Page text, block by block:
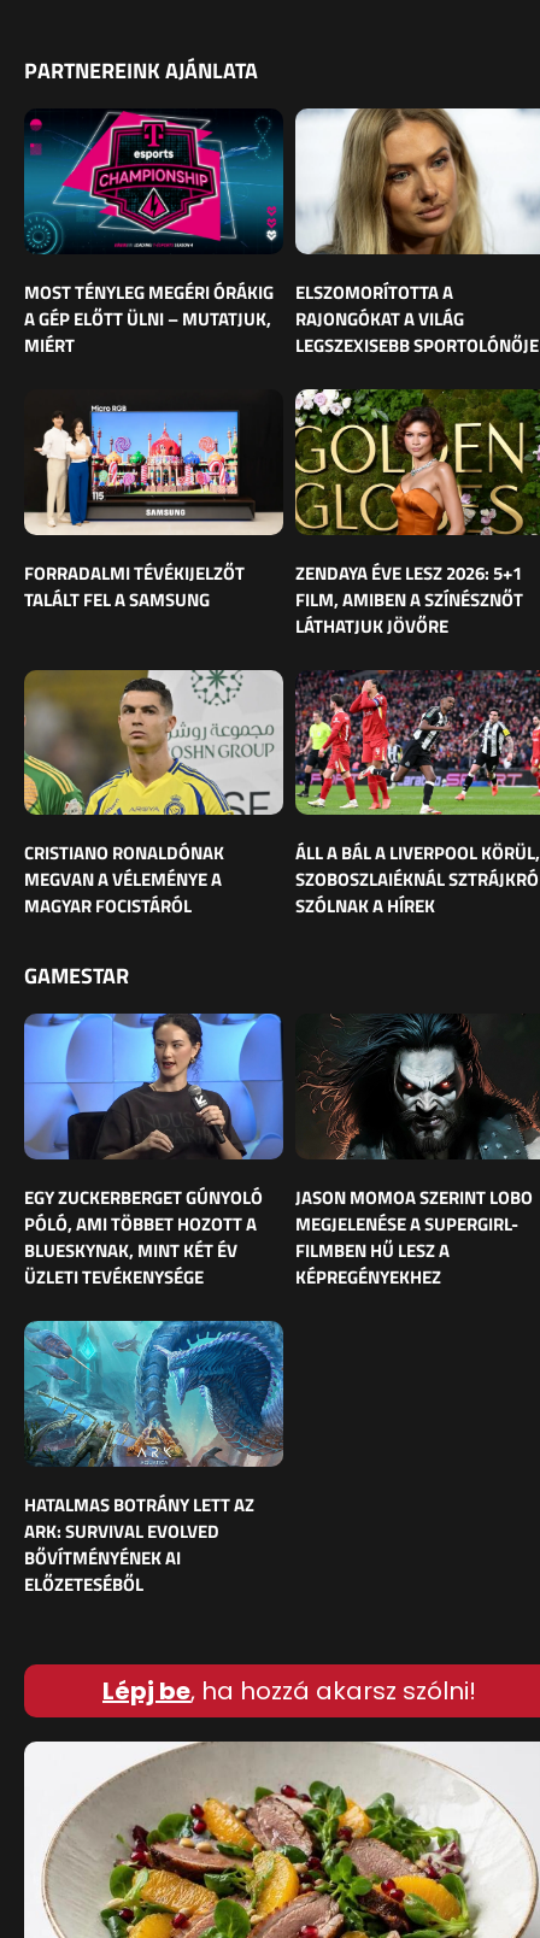
PARTNEREINK AJÁNLATA
MOST TÉNYLEG MEGÉRI ÓRÁKIG
A GÉP ELŐTT ÜLNI – MUTATJUK,
MIÉRT
ELSZOMORÍTOTTA A
RAJONGÓKAT A VILÁG
LEGSZEXISEBB SPORTOLÓNŐJE
FORRADALMI TÉVÉKIJELZŐT
TALÁLT FEL A SAMSUNG
ZENDAYA ÉVE LESZ 2026: 5+1
FILM, AMIBEN A SZÍNÉSZNŐT
LÁTHATJUK JÖVŐRE
CRISTIANO RONALDÓNAK
MEGVAN A VÉLEMÉNYE A
MAGYAR FOCISTÁRÓL
ÁLL A BÁL A LIVERPOOL KÖRÜL,
SZOBOSZLAIÉKNÁL
SZÓLNAK A HÍREK
GAMESTAR
EGY ZUCKERBERGET GÚNYOLÓ
PÓLÓ, AMI TÖBBET HOZOTT A
BLUESKYNAK, MINT KÉT ÉV
ÜZLETI TEVÉKENYSÉGE
JASON MOMOA SZERINT LOBO
MEGJELENÉSE A SUPERGIRL-
FILMBEN HŰ LESZ A
KÉPREGÉNYEKHEZ
HATALMAS BOTRÁNY LETT AZ
ARK: SURVIVAL EVOLVED
BŐVÍTMÉNYÉNEK AI
ELŐZETESÉBŐL
Lépj be, ha hozzá akarsz szólni!